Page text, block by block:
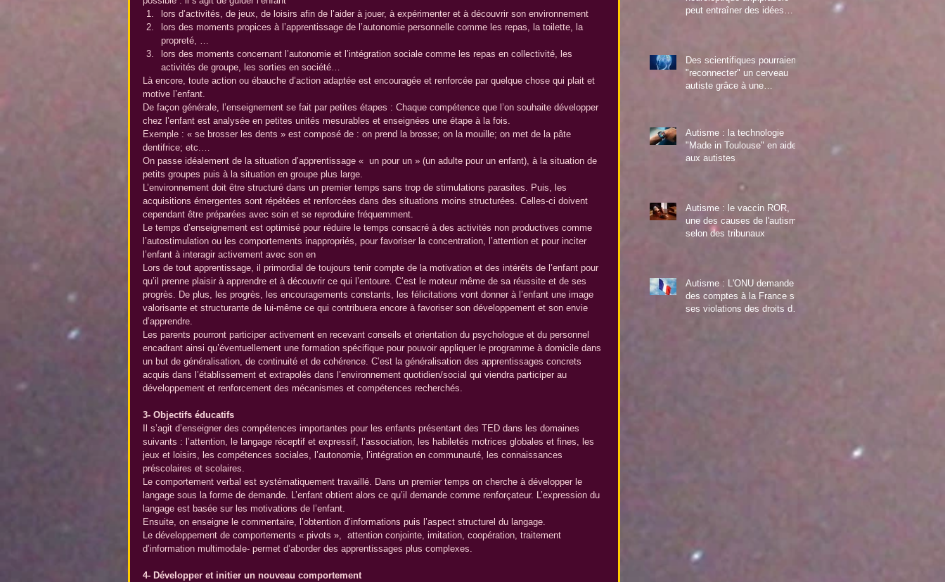
lors d’activités, de jeux, de loisirs afin de l’aider à jouer, à expérimenter et à découvrir son environnement
lors des moments propices à l’apprentissage de l’autonomie personnelle comme les repas, la toilette, la
propreté, …
lors des moments concernant l’autonomie et l’intégration sociale comme les repas en collectivité, les
activités de groupe, les sorties en société…
Là encore, toute action ou ébauche d’action adaptée est encouragée et renforcée par quelque chose qui plait et
motive l’enfant.
De façon générale, l’enseignement se fait par petites étapes : Chaque compétence que l’on souhaite développer
chez l’enfant est analysée en petites unités mesurables et enseignées une étape à la fois.
Exemple : « se brosser les dents » est composé de : on prend la brosse; on la mouille; on met de la pâte
dentifrice; etc.…
On passe idéalement de la situation d’apprentissage «  un pour un » (un adulte pour un enfant), à la situation de
petits groupes puis à la situation en groupe plus large.
L’environnement doit être structuré dans un premier temps sans trop de stimulations parasites. Puis, les
acquisitions émergentes sont répétées et renforcées dans des situations moins structurées. Celles-ci doivent
cependant être préparées avec soin et se reproduire fréquemment.
Le temps d’enseignement est optimisé pour réduire le temps consacré à des activités non productives comme
l’autostimulation ou les comportements inappropriés, pour favoriser la concentration, l’attention et pour inciter
l’enfant à interagir activement avec son en
Lors de tout apprentissage, il primordial de toujours tenir compte de la motivation et des intérêts de l’enfant pour
qu’il prenne plaisir à apprendre et à découvrir ce qui l’entoure. C’est le moteur même de sa réussite et de ses
progrès. De plus, les progrès, les encouragements constants, les félicitations vont donner à l’enfant une image
valorisante et structurante de lui-même ce qui contribuera encore à favoriser son développement et son envie
d’apprendre.
Les parents pourront participer activement en recevant conseils et orientation du psychologue et du personnel
encadrant ainsi qu’éventuellement une formation spécifique pour pouvoir appliquer le programme à domicile dans
un but de généralisation, de continuité et de cohérence. C’est la généralisation des apprentissages concrets
acquis dans l’établissement et extrapolés dans l’environnement quotidien/social qui viendra participer au
développement et renforcement des mécanismes et compétences recherchés.
3- Objectifs éducatifs
Il s’agit d’enseigner des compétences importantes pour les enfants présentant des TED dans les domaines
suivants : l’attention, le langage réceptif et expressif, l’association, les habiletés motrices globales et fines, les
jeux et loisirs, les compétences sociales, l’autonomie, l’intégration en communauté, les connaissances
préscolaires et scolaires.
Le comportement verbal est systématiquement travaillé. Dans un premier temps on cherche à développer le
langage sous la forme de demande. L’enfant obtient alors ce qu’il demande comme renforçateur. L’expression du
langage est basée sur les motivations de l’enfant.
Ensuite, on enseigne le commentaire, l’obtention d’informations puis l’aspect structurel du langage.
Le développement de comportements « pivots »,  attention conjointe, imitation, coopération, traitement
d’information multimodale- permet d’aborder des apprentissages plus complexes.
4- Développer et initier un nouveau comportement
peut entraîner des idées
Des scientifiques pourraient
"reconnecter" un cerveau
autiste grâce à une
Autisme : la technologie
"Made in Toulouse" en aide
aux autistes
Autisme : le vaccin ROR,
une des causes de l'autisme
selon des tribunaux
Autisme : L'ONU demande
des comptes à la France sur
ses violations des droits des